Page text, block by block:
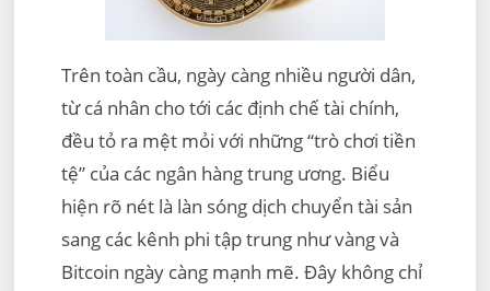
Trên toàn cầu, ngày càng nhiều người dân,
từ cá nhân cho tới các định chế tài chính,
đều tỏ ra mệt mỏi với những “trò chơi tiền
tệ” của các ngân hàng trung ương. Biểu
hiện rõ nét là làn sóng dịch chuyển tài sản
sang các kênh phi tập trung như vàng và
Bitcoin ngày càng mạnh mẽ. Đây không chỉ